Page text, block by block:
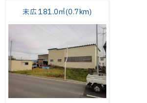
末広 181.0㎡(0.7km)